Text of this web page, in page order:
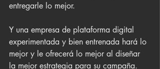
entregarle lo mejor.
Y una empresa de plataforma digital
experimentada y bien entrenada hará lo
mejor y le ofrecerá lo mejor al diseñar
la mejor estrategia para su campaña.